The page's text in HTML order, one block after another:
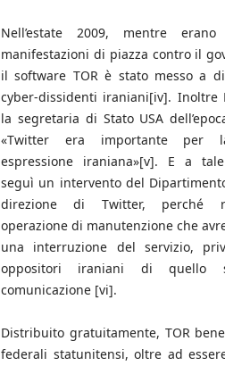
Nell’estate 2009, mentre
manifestazioni di piazza contro il
il software TOR è stato messo a
cyber-dissidenti iraniani[iv]. Inoltre
la segretaria di Stato USA
«Twitter era importante per
espressione iraniana»[v]. E a
seguì un intervento del
direzione di Twitter, perché
operazione di manutenzione che
una interruzione del servizio,
oppositori iraniani di quello
comunicazione [vi].
Distribuito gratuitamente, TOR
federali statunitensi, oltre ad